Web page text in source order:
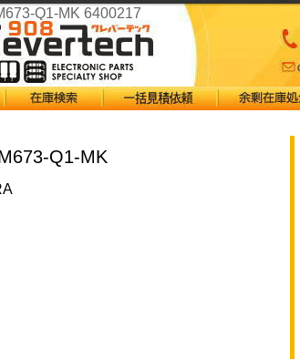
Q1-MK 6400217
Q1-MK